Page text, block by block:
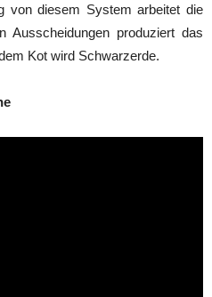
von diesem System arbeitet die
Ausscheidungen produziert das
Kot wird Schwarzerde.